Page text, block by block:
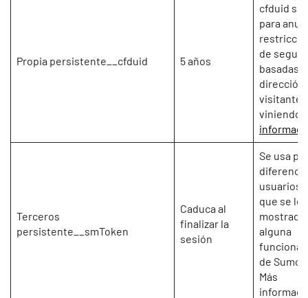
Propia persistente__cfduid 5 años
cfduid se
para
de
basadas
dirección
visitante
viniendo.
Terceros
persistente__smToken
Caduca al
finalizar la
sesión
Se usa
usuarios
que se
mostrado
alguna
de
Más